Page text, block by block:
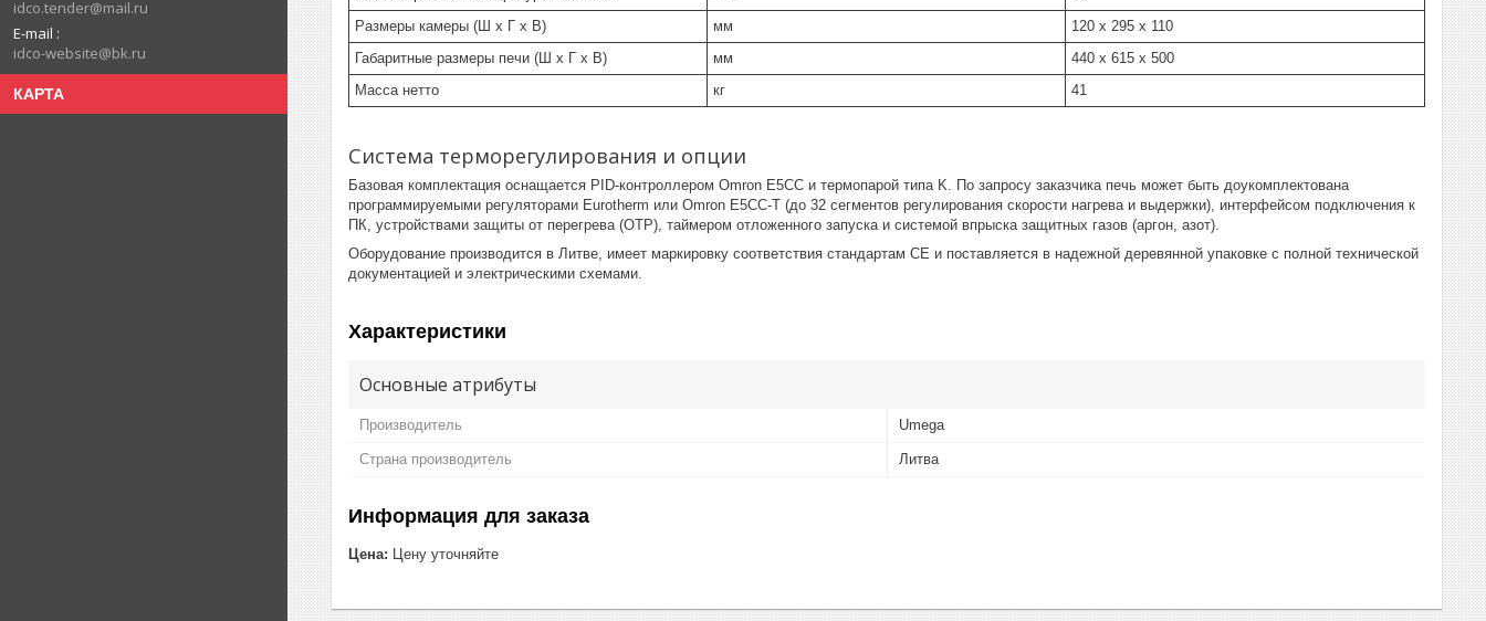
idco.tender@mail.ru
E-mail
idco-website@bk.ru
КАРТА
Размеры камеры (Ш х Г х В)
мм
120 х 295 х 110
Габаритные размеры печи (Ш х Г х В)
мм
440 х 615 х 500
Масса нетто
кг 41
Система терморегулирования и опции
Базовая комплектация оснащается PID-контроллером Omron E5CC и термопарой типа K. По запросу заказчика печь может быть доукомплектована
программируемыми регуляторами Eurotherm или Omron E5CC-T (до 32 сегментов регулирования скорости нагрева и выдержки), интерфейсом подключения к
ПК, устройствами защиты от перегрева (OTP), таймером отложенного запуска и системой впрыска защитных газов (аргон, азот).
Оборудование производится в Литве, имеет маркировку соответствия стандартам CE и поставляется в надежной деревянной упаковке с полной технической
документацией и электрическими схемами.
Характеристики
Основные атрибуты
Производитель Umega
Страна производитель Литва
Информация для заказа
Цена: Цену уточняйте